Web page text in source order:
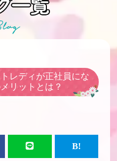
レディが正社員にな
リットとは？